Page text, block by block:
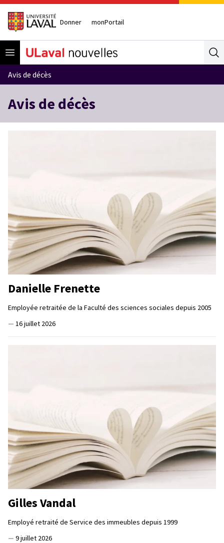
Donner monPortail
Open menu
Avis de décès
Avis de décès
Danielle Frenette
Employée retraitée de la Faculté des sciences sociales depuis 2005
— 16 juillet 2026
Gilles Vandal
Employé retraité de Service des immeubles depuis 1999
— 9 juillet 2026